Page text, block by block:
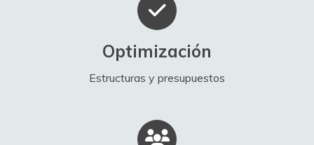
Optimización
Estructuras y presupuestos